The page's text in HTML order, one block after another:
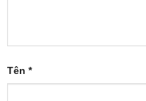
Tên *